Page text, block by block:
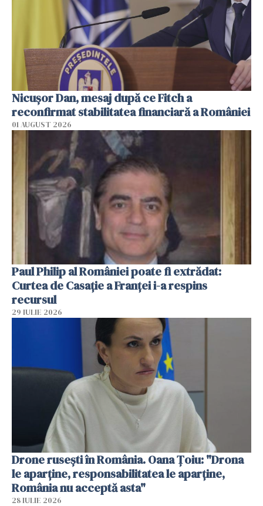
Nicuşor Dan, mesaj după ce Fitch a
reconfirmat stabilitatea financiară a României
01 AUGUST 2026
Paul Philip al României poate fi extrădat:
Curtea de Casaţie a Franţei i-a respins
recursul
29 IULIE 2026
Drone rusești în România. Oana Ţoiu: "Drona
le aparţine, responsabilitatea le aparţine,
România nu acceptă asta"
28 IULIE 2026